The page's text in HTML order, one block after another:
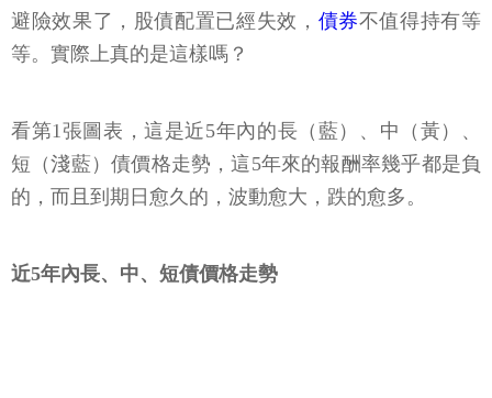
避險效果了，股債配置已經失效， 債券不值得持有等
等。實際上真的是這樣嗎？
看第1張圖表，這是近5年內的長（藍）、中（黃）、
短（淺藍）債價格走勢，這5年來的報酬率幾乎都是負
的，而且到期日愈久的，波動愈大，跌的愈多。
近5年內長、中、短債價格走勢